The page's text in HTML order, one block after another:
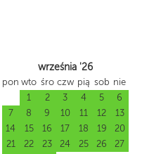
września '26
pon wto śro czw pią sob nie
1
2 3 4 5
6
7
8 9 10 11 12
13
14
15 16 17 18 19
20
21
22 23 24 25 26
27